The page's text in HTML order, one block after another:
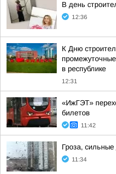
В день
12:36
К Дню
в республике
12:31
«ИжГЭТ»
билетов
11:42
Гроза,
11:34